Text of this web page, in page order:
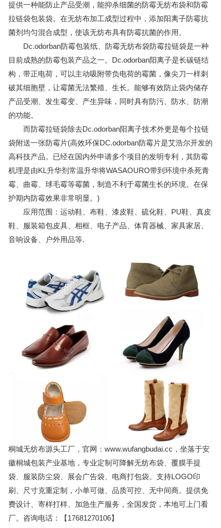
提供一种能防止产品受潮，能抑杀细菌的防霉无纺布袋和防霉
拉链袋包装袋。在无纺布加工成型过程中，添加阳离子防霉抗
菌剂均匀混合成型，使该无纺布具有防霉抗菌的作用。
Dc.odorban防霉包装纸、防霉无纺布袋防霉拉链袋是一种
目前成熟的防霉包装产品之一。Dc.odorban阳离子是长碳链结
构，带正电荷，可以主动吸附带负电荷的霉菌，像尖刀一样刺
破其细胞壁，让霉菌无法繁殖、生长。能够有效防止袋内储存
产品受潮、发生霉变、产生异味，同时具有防污、防水、防潮
的功能。
而防霉拉链袋除去Dc.odorban阳离子技术外更是每个拉链
袋附送一张防霉片(高效环保DC.odorban防霉片是艾浩尔开发的
高科技产品。已经在国内外申请多个项目的发明专利，其防霉
机理是由KL升华剂常温升华将WASAOURO带到环境中杀死青
霉、曲霉、球毛霉等霉菌，制造不利于霉菌生长的环境。在保
护期内防霉效果非常明显。)
应用范围：运动鞋、布鞋、漆皮鞋、硫化鞋、PU鞋、真皮
鞋、服装箱包皮具、相框、电子产品、体育器械、家具家居、
音响设备、户外用品等.
桐城无纺布源头工厂，官网：www.wufangbudai.cc，坐落于安
徽桐城包装产业基地，专业定制可降解无纺布袋、覆膜手提
袋、服装防尘袋、展会广告袋、电商打包袋。支持LOGO印
刷、尺寸克重定制，小单可做、品质可控、无中间商。提供免
费设计、寄样打样、加急生产服务，全国发货，本地可上门看
厂。咨询电话：【17681270106】